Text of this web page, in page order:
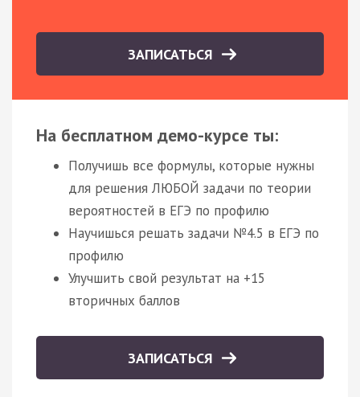
ЗАПИСАТЬСЯ
На бесплатном демо-курсе ты:
Получишь все формулы, которые нужны
для решения ЛЮБОЙ задачи по теории
вероятностей в ЕГЭ по профилю
Научишься решать задачи №4.5 в ЕГЭ по
профилю
Улучшить свой результат на +15
вторичных баллов
ЗАПИСАТЬСЯ